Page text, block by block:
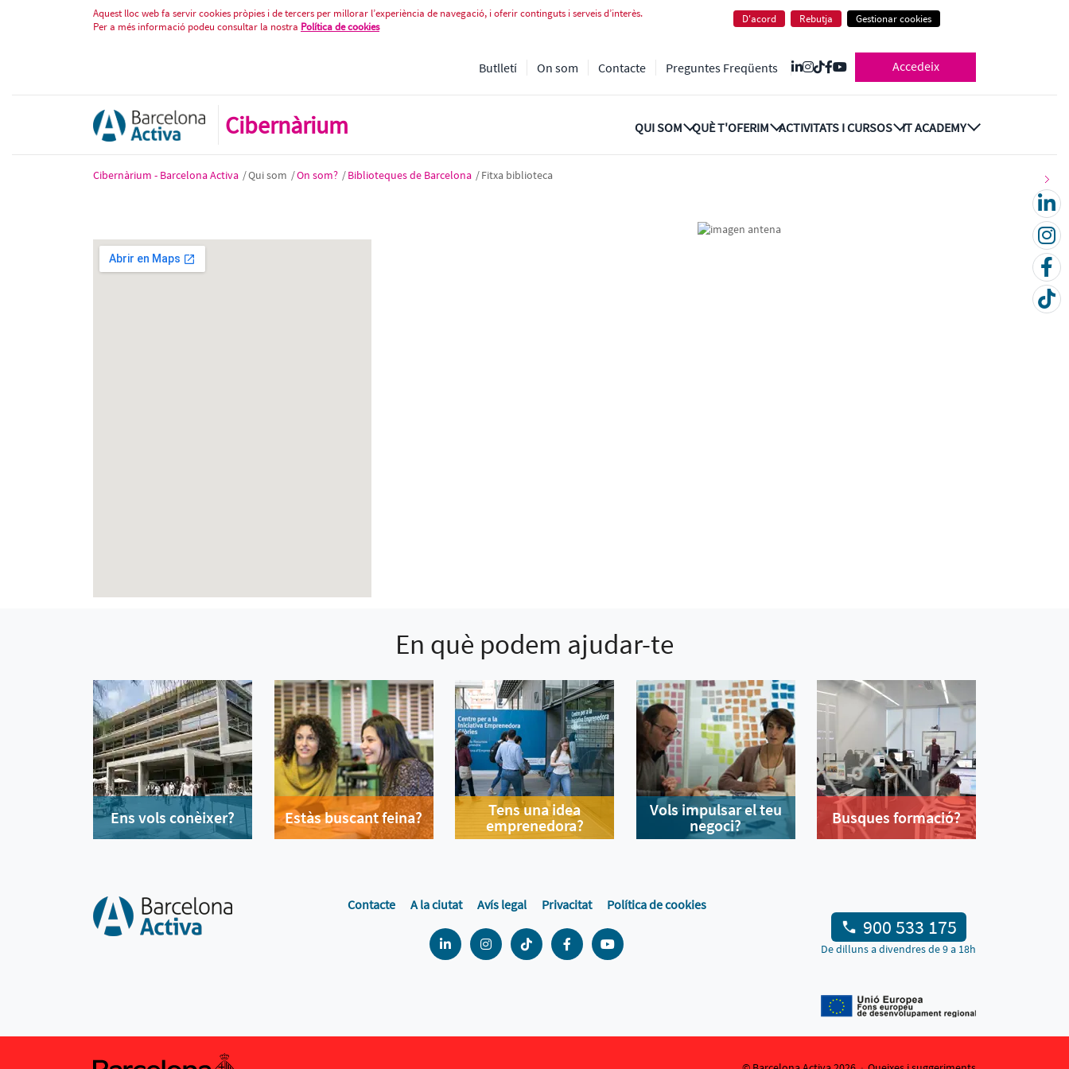
Fitxa biblioteca
Aquest lloc web fa servir cookies pròpies i de tercers per millorar l’experiència de navegació, i oferir continguts i serveis d’interès.
Per a més informació podeu consultar la nostra Política de cookies
D'acord Rebutja Gestionar cookies
Butlletí On som Contacte Preguntes Freqüents Accedeix
Cibernàrium QUI SOM QUÈ T'OFERIM ACTIVITATS I CURSOS IT ACADEMY
Cibernàrium - Barcelona Activa /Qui som /On som? /Biblioteques de Barcelona /Fitxa biblioteca
En què podem ajudar-te
Ens vols conèixer? Estàs buscant feina?
Tens una idea
emprenedora?
Vols impulsar el teu
negoci?
Busques formació?
Contacte A la ciutat Avís legal Privacitat Política de cookies
900 533 175
De dilluns a divendres de 9 a 18h